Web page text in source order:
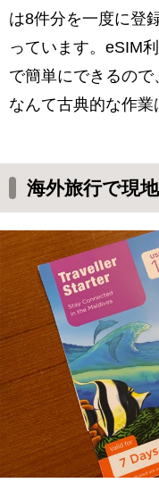
は8件分を一度に登
っています。eSIM
で簡単にできるの
なんて古典的な作業
海外旅行で現